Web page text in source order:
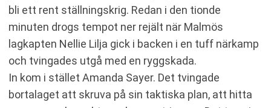
bli ett rent ställningskrig. Redan i den tionde
minuten drogs tempot ner rejält när Malmös
lagkapten Nellie Lilja gick i backen i en tuff närkamp
och tvingades utgå med en ryggskada.
In kom i stället Amanda Sayer. Det tvingade
bortalaget att skruva på sin taktiska plan, att hitta